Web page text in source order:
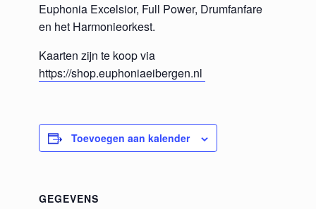
Euphonia Excelsior, Full Power, Drumfanfare
en het Harmonieorkest.
Kaarten zijn te koop via
https://shop.euphoniaeibergen.nl
Toevoegen aan kalender
GEGEVENS